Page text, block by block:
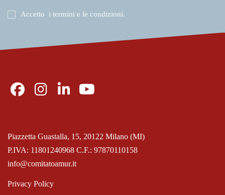
Accetto i termini e le condizioni.
P.IVA: 11801240968 C.F.: 97870110158
Piazzetta Guastalla, 15, 20122 Milano (MI)
info@comitatoamur.it
Privacy Policy